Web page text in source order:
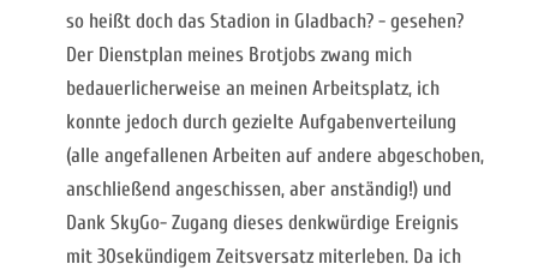
so heißt doch das Stadion in Gladbach? - gesehen?
Der Dienstplan meines Brotjobs zwang mich
bedauerlicherweise an meinen Arbeitsplatz, ich
konnte jedoch durch gezielte Aufgabenverteilung
(alle angefallenen Arbeiten auf andere abgeschoben,
anschließend angeschissen, aber anständig!) und
Dank SkyGo- Zugang dieses denkwürdige Ereignis
mit 30sekündigem Zeitsversatz miterleben. Da ich